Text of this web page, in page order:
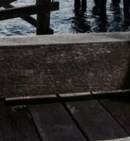
为两人的私人住宅
兰首都赫尔辛基，
Culture，1958）活
（Finlandia Hall，
乐厅功能。
另一项重要作品是